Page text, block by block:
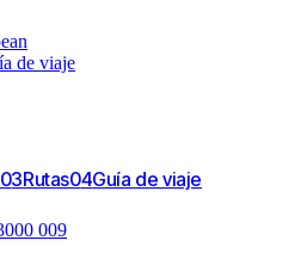
de viaje
03Rutas04Guía de viaje
009